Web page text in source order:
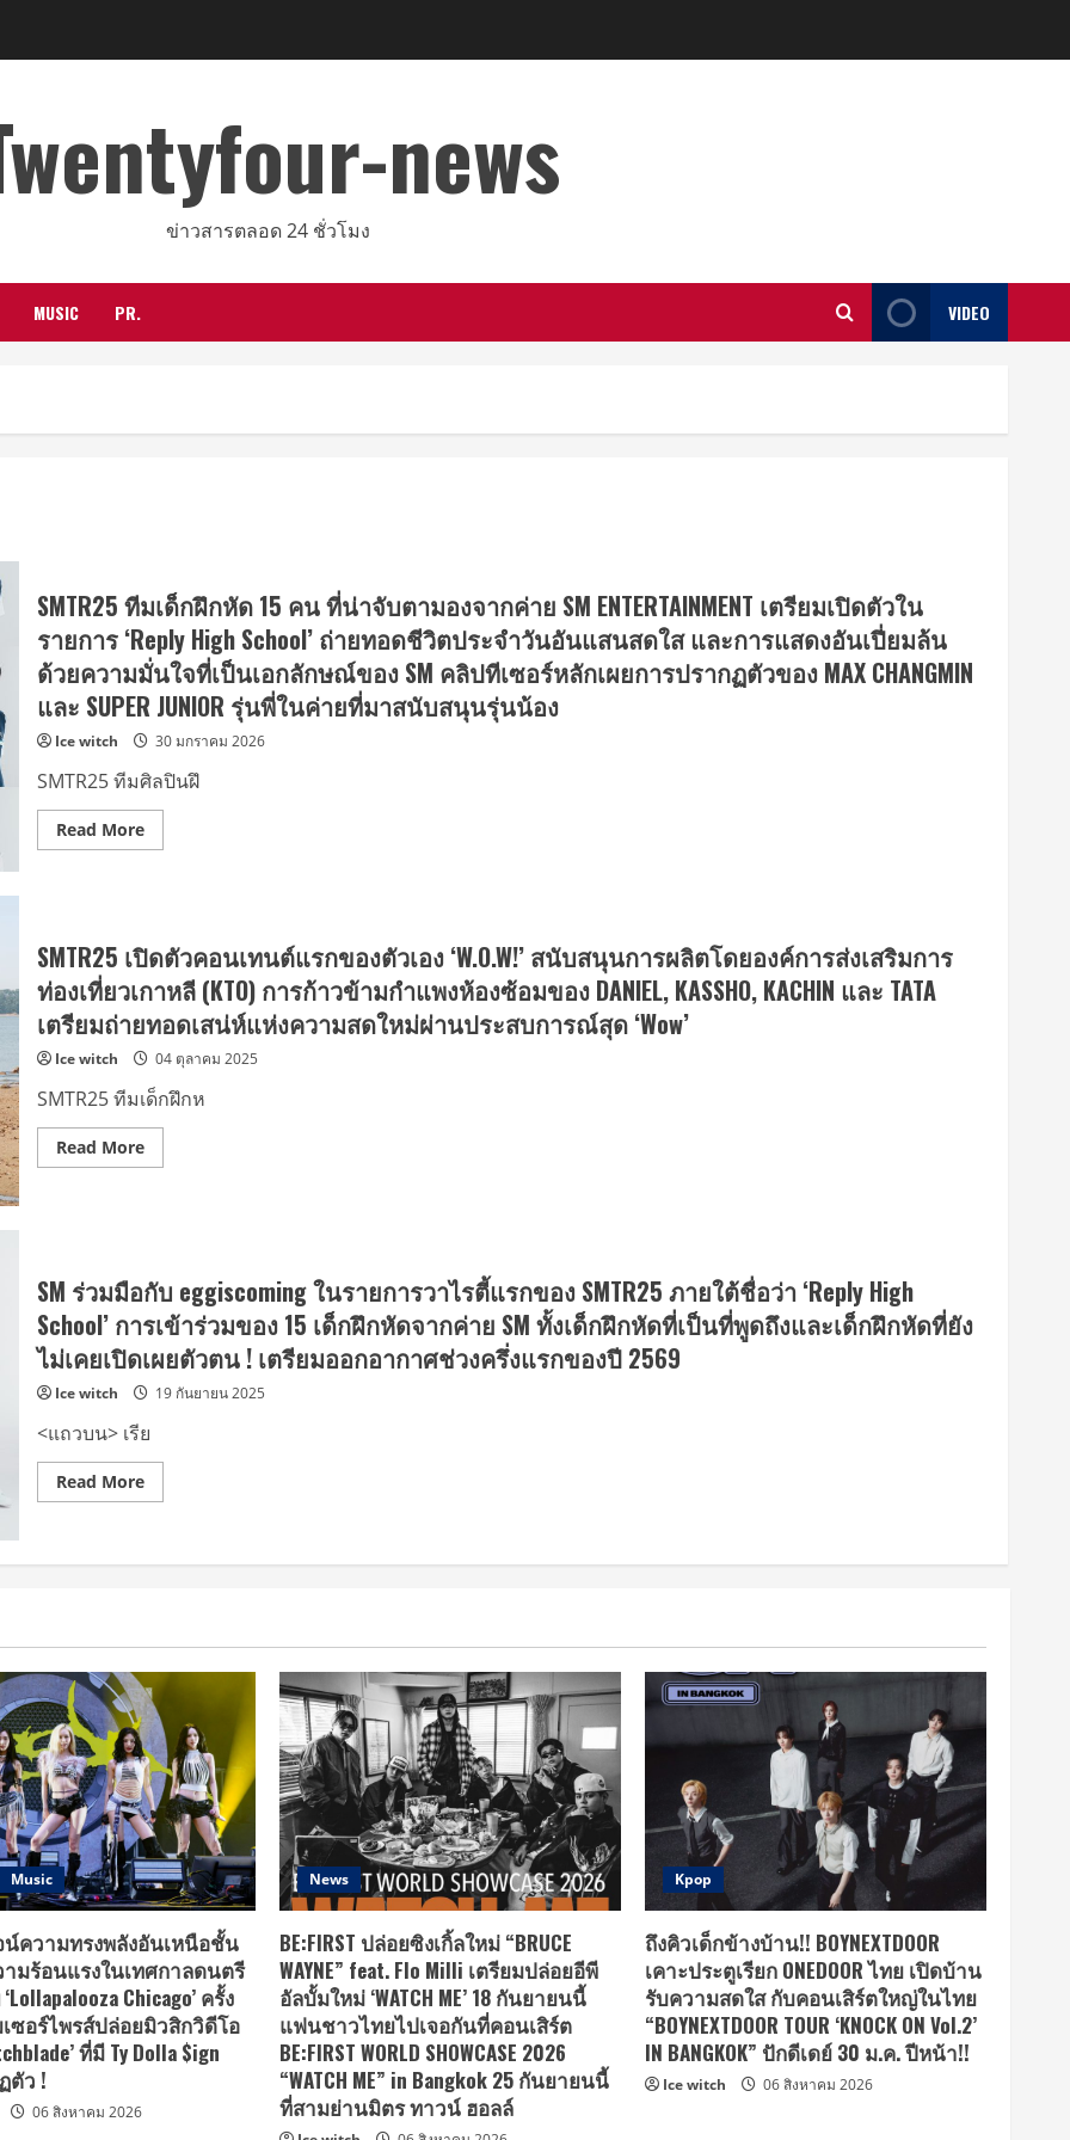
news
ข่าวสารตลอด 24 ชั่วโมง
MUSIC PR. VIDEO
SMTR25 ทีมเด็กฝึกหัด 15 คน ที่น่าจับตามองจากค่าย SM ENTERTAINMENT เตรียมเปิดตัวใน
รายการ ‘Reply High School’ ถ่ายทอดชีวิตประจำวันอันแสนสดใส และการแสดงอันเปี่ยมล้น
ด้วยความมั่นใจที่เป็นเอกลักษณ์ของ SM คลิปทีเซอร์หลักเผยการปรากฏตัวของ MAX CHANGMIN
และ SUPER JUNIOR รุ่นพี่ในค่ายที่มาสนับสนุนรุ่นน้อง
Ice witch 30 มกราคม 2026
SMTR25 ทีมศิลปินฝึ
Read MoreRead
more
15
คน
น่า
มอง
จาก
ค่าย
ENTERTAINMENT
เตรียม
เปิด
ตัว
ใน
ประจำ
วัน
แสน
และ
การ
แสดง
เปี่ยม
ล้น
ด้วย
ความ
มั่นใจ
ของ
หลัก
การ
ปรากฏ
ตัว
ของ
MAX
CHANGMIN
และ
SUPER
JUNIOR
รุ่น
พี่
ใน
ค่าย
ที่มา
สนับสนุน
รุ่น
น้อง
SMTR25 เปิดตัวคอนเทนต์แรกของตัวเอง ‘W.O.W!’ สนับสนุนการผลิตโดยองค์การส่งเสริมการ
ท่องเที่ยวเกาหลี (KTO) การก้าวข้ามกำแพงห้องซ้อมของ DANIEL, KASSHO, KACHIN และ TATA
เตรียมถ่ายทอดเสน่ห์แห่งความสดใหม่ผ่านประสบการณ์สุด ‘Wow’
Ice witch 04 ตุลาคม 2025
SMTR25 ทีมเด็กฝึกห
Read MoreRead
more
แรก
ของ
เอง
‘W.O.W!’
สนับสนุน
การ
ผลิต
องค์การ
ส่ง
เสริม
การ
ท่อง
การ
ซ้อม
DANIEL,
KASSHO,
KACHIN
และ
TATA
เตรียม
ถ่ายทอด
เสน่ห์
แห่ง
ความ
สด
ใหม่
ผ่าน
ประสบการณ์
สุด
‘Wow’
SM ร่วมมือกับ eggiscoming ในรายการวาไรตี้แรกของ SMTR25 ภายใต้ชื่อว่า ‘Reply High
School’ การเข้าร่วมของ 15 เด็กฝึกหัดจากค่าย SM ทั้งเด็กฝึกหัดที่เป็นที่พูดถึงและเด็กฝึกหัดที่ยัง
ไม่เคยเปิดเผยตัวตน ! เตรียมออกอากาศช่วงครึ่งแรกของปี 2569
Ice witch 19 กันยายน 2025
<แถวบน> เรีย
Read MoreRead
more
มือ
วา
แรก
ของ
SMTR25
ภาย
ใต้
ชื่อ
ว่า
‘Reply
High
School’
การ
เข้า
ร่วม
ของ
15
เด็ก
ฝึกหัด
จาก
ค่าย
SM
ทั้ง
เด็ก
ฝึกหัด
Music
น์ความทรงพลังอันเหนือชั้น
มร้อนแรงในเทศกาลดนตรี
Chicago’ ครั้ง
ซอร์ไพรส์ปล่อยมิวสิกวิดีโอ
ที่มี Ty Dolla $ign
ตัว !
06 สิงหาคม 2026
News
BE:FIRST ปล่อยซิงเกิ้ลใหม่ “BRUCE
WAYNE” feat. Flo Milli เตรียมปล่อยอีพี
อัลบั้มใหม่ ‘WATCH ME’ 18 กันยายนนี้
แฟนชาวไทยไปเจอกันที่คอนเสิร์ต
BE:FIRST WORLD SHOWCASE 2026
“WATCH ME” in Bangkok 25 กันยายนนี้
ที่สามย่านมิตร ทาวน์ ฮอลล์
Kpop
ถึงคิวเด็กข้างบ้าน!! BOYNEXTDOOR
เคาะประตูเรียก ONEDOOR ไทย เปิดบ้าน
รับความสดใส กับคอนเสิร์ตใหญ่ในไทย
“BOYNEXTDOOR TOUR ‘KNOCK ON Vol.2’
IN BANGKOK” ปักดีเดย์ 30 ม.ค. ปีหน้า!!
Ice witch 06 สิงหาคม 2026